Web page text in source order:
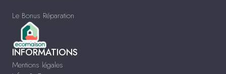
Le Bonus Réparation
INFORMATIONS
Mentions légales